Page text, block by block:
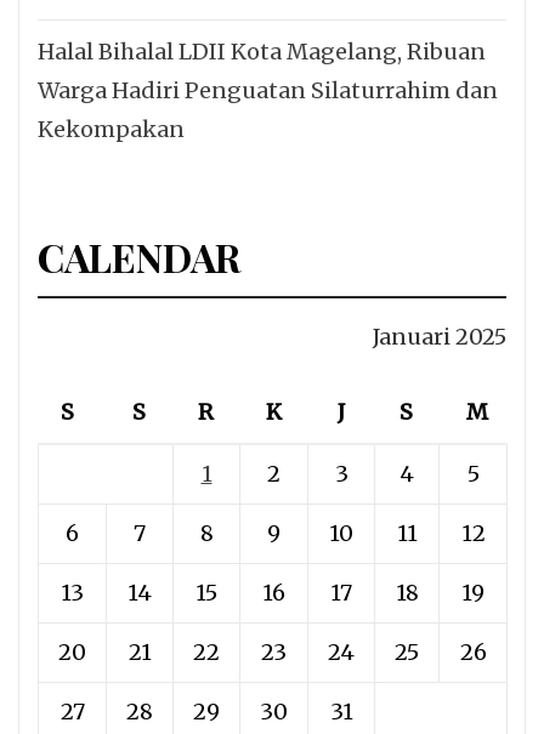
Halal Bihalal LDII Kota Magelang, Ribuan
Warga Hadiri Penguatan Silaturrahim dan
Kekompakan
CALENDAR
Januari 2025
S S R K J S M
1 2 3 4 5
6 7 8 9 10 11 12
13 14 15 16 17 18 19
20 21 22 23 24 25 26
27 28 29 30
31